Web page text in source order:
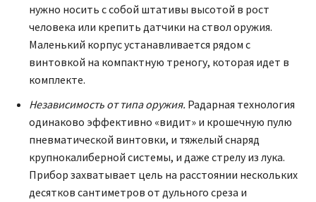
нужно носить с собой штативы высотой в рост
человека или крепить датчики на ствол оружия.
Маленький корпус устанавливается рядом с
винтовкой на компактную треногу, которая идет в
комплекте.
Независимость от типа оружия. Радарная технология
одинаково эффективно «видит» и крошечную пулю
пневматической винтовки, и тяжелый снаряд
крупнокалиберной системы, и даже стрелу из лука.
Прибор захватывает цель на расстоянии нескольких
десятков сантиметров от дульного среза и